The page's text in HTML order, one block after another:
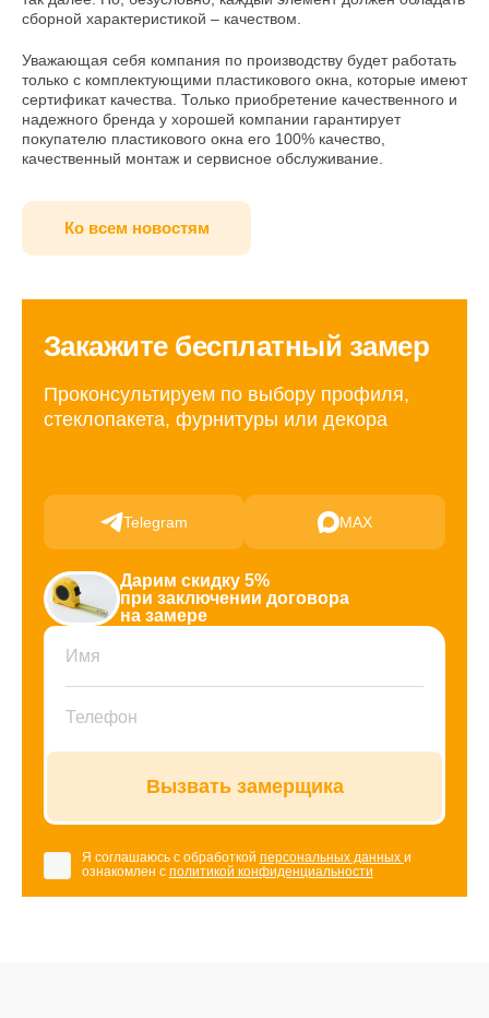
сборной характеристикой – качеством.
Уважающая себя компания по производству будет работать
только с комплектующими пластикового окна, которые имеют
сертификат качества. Только приобретение качественного и
надежного бренда у хорошей компании гарантирует
покупателю пластикового окна его 100% качество,
качественный монтаж и сервисное обслуживание.
Ко всем новостям
Закажите бесплатный замер
Проконсультируем по выбору профиля,
стеклопакета, фурнитуры или декора
Telegram MAX
Дарим скидку 5%
при заключении договора
на замере
Вызвать замерщика
Я соглашаюсь с обработкой персональных данных и
ознакомлен с политикой конфиденциальности